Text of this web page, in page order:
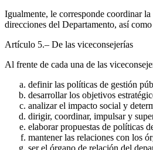
Igualmente, le corresponde coordinar
direcciones del Departamento, así
Artículo 5.– De las viceconsejerías
Al frente de cada una de las
definir las políticas de gestión
desarrollar los objetivos
analizar el impacto social y
dirigir, coordinar, impulsar y
elaborar propuestas de políticas
mantener las relaciones con los